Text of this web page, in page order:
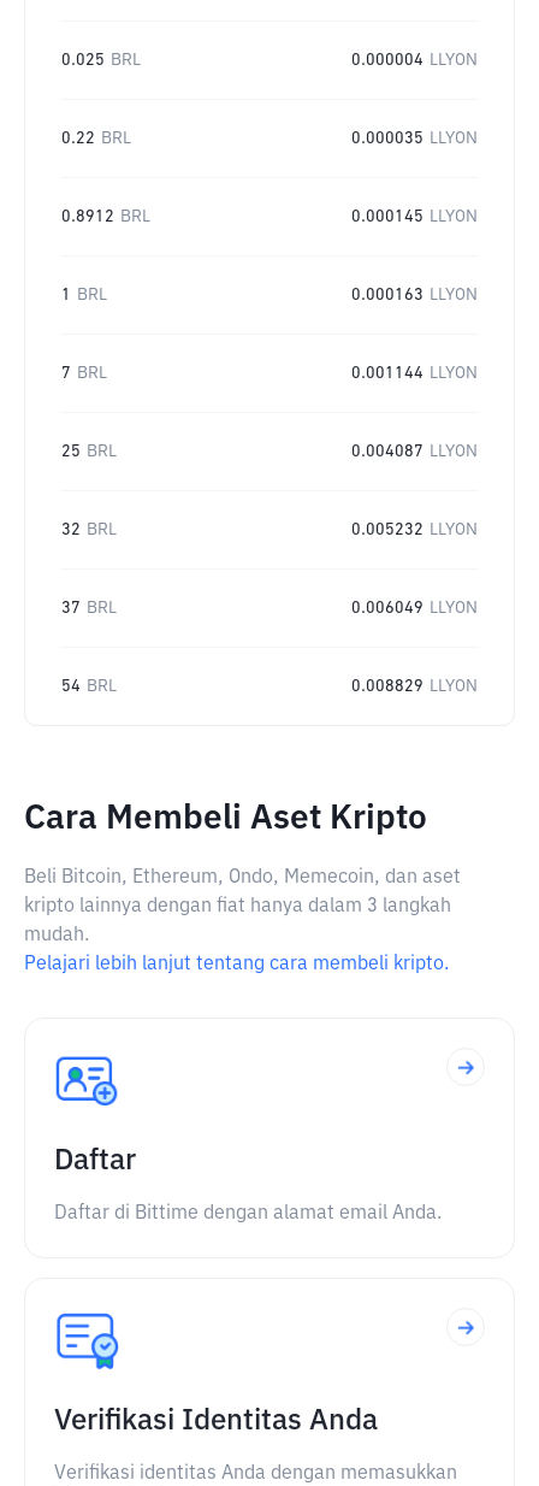
0.025 BRL 0.000004 LLYON
0.22 BRL 0.000035 LLYON
0.8912 BRL 0.000145 LLYON
1 BRL 0.000163 LLYON
7 BRL 0.001144 LLYON
25 BRL 0.004087 LLYON
32 BRL 0.005232 LLYON
37 BRL 0.006049 LLYON
54 BRL 0.008829 LLYON
Cara Membeli Aset Kripto
Beli Bitcoin, Ethereum, Ondo, Memecoin, dan aset
kripto lainnya dengan fiat hanya dalam 3 langkah
mudah.
Pelajari lebih lanjut tentang cara membeli kripto.
Daftar
Daftar di Bittime dengan alamat email Anda.
Verifikasi Identitas Anda
Verifikasi identitas Anda dengan memasukkan